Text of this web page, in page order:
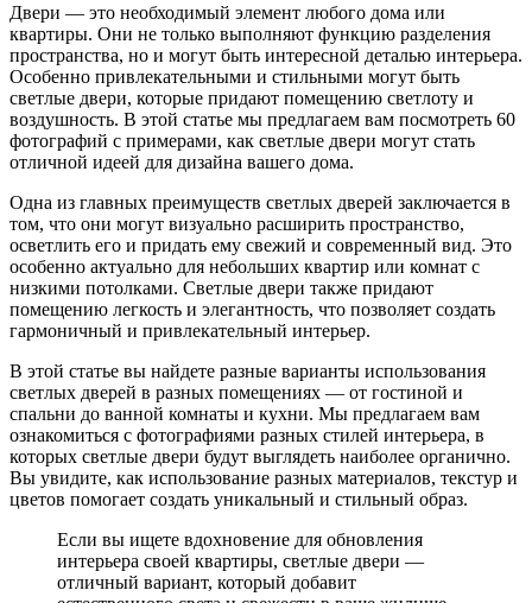
Двери — это необходимый элемент любого дома или
квартиры. Они не только выполняют функцию разделения
пространства, но и могут быть интересной деталью интерьера.
Особенно привлекательными и стильными могут быть
светлые двери, которые придают помещению светлоту и
воздушность. В этой статье мы предлагаем вам посмотреть 60
фотографий с примерами, как светлые двери могут стать
отличной идеей для дизайна вашего дома.
Одна из главных преимуществ светлых дверей заключается в
том, что они могут визуально расширить пространство,
осветлить его и придать ему свежий и современный вид. Это
особенно актуально для небольших квартир или комнат с
низкими потолками. Светлые двери также придают
помещению легкость и элегантность, что позволяет создать
гармоничный и привлекательный интерьер.
В этой статье вы найдете разные варианты использования
светлых дверей в разных помещениях — от гостиной и
спальни до ванной комнаты и кухни. Мы предлагаем вам
ознакомиться с фотографиями разных стилей интерьера, в
которых светлые двери будут выглядеть наиболее органично.
Вы увидите, как использование разных материалов, текстур и
цветов помогает создать уникальный и стильный образ.
Если вы ищете вдохновение для обновления
интерьера своей квартиры, светлые двери —
отличный вариант, который добавит